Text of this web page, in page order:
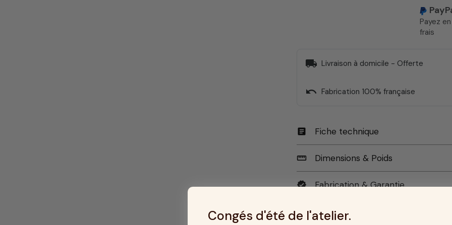
Payez en
frais
local_shipping Livraison à domicile - Offerte
undo Fabrication 100% française
article Fiche technique
straighten Dimensions & Poids
verified Fabrication & Garantie
Congés d'été de l'atelier.